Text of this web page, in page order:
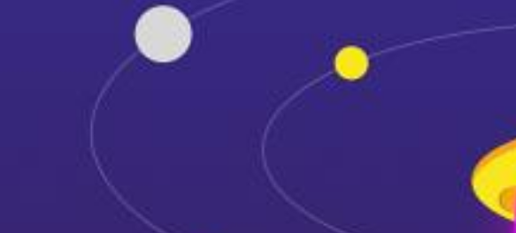
鞍山实木复合门